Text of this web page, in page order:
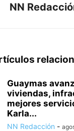
NN
Guaymas
viviendas,
mejores
Karla...
NN Redacción -